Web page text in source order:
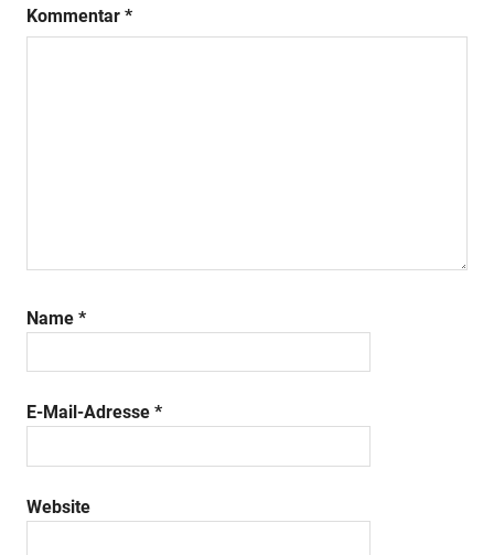
Kommentar *
Name *
E-Mail-Adresse *
Website